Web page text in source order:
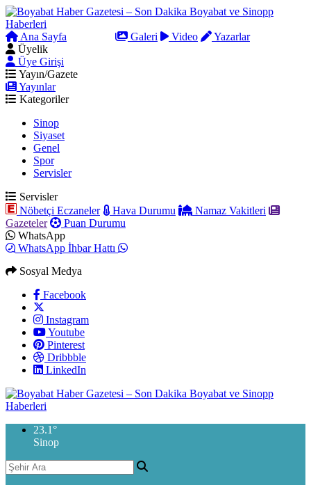
Ana Sayfa Galeri Video
Yazarlar
Üyelik
Üye Girişi
Yayın/Gazete
Yayınlar
Kategoriler
Sinop
Siyaset
Genel
Spor
Servisler
Servisler
Nöbetçi Eczaneler
Hava Durumu
Namaz Vakitleri
Gazeteler
Puan Durumu
WhatsApp
WhatsApp İhbar Hattı
Sosyal Medya
Facebook
Instagram
Youtube
Pinterest
Dribbble
LinkedIn
23.1 °
Sinop